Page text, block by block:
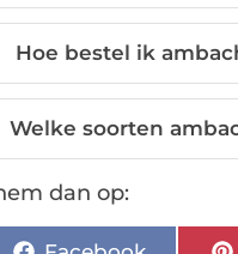
Hoe bestel ik
Welke soorten
dan op: